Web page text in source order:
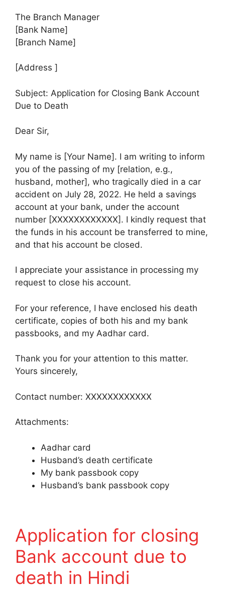
The Branch Manager
[Bank Name]
[Branch Name]
[Address ]
Subject: Application for Closing Bank Account
Due to Death
Dear Sir,
My name is [Your Name]. I am writing to inform
you of the passing of my [relation, e.g.,
husband, mother], who tragically died in a car
accident on July 28, 2022. He held a savings
account at your bank, under the account
number [XXXXXXXXXXXX]. I kindly request that
the funds in his account be transferred to mine,
and that his account be closed.
I appreciate your assistance in processing my
request to close his account.
For your reference, I have enclosed his death
certificate, copies of both his and my bank
passbooks, and my Aadhar card.
Thank you for your attention to this matter.
Yours sincerely,
Contact number: XXXXXXXXXXXX
Attachments:
Aadhar card
Husband’s death certificate
My bank passbook copy
Husband’s bank passbook copy
Application for closing
Bank account due to
death in Hindi